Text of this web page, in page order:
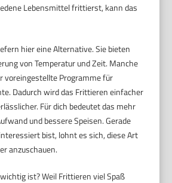
Lebensmittel frittierst, kann das
hier eine Alternative. Sie bieten
von Temperatur und Zeit. Manche
voreingestellte Programme für
Dadurch wird das Frittieren einfacher
Für dich bedeutet das mehr
und bessere Speisen. Gerade
bist, lohnt es sich, diese Art
anzuschauen.
ist? Weil Frittieren viel Spaß